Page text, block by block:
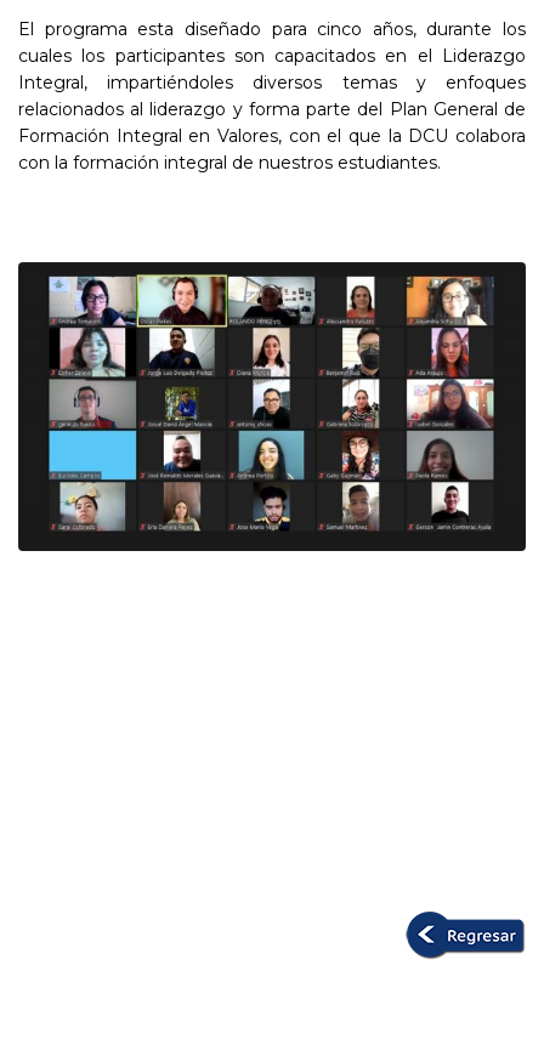
El programa esta diseñado para cinco años, durante los
cuales los participantes son capacitados en el Liderazgo
Integral, impartiéndoles diversos temas y enfoques
relacionados al liderazgo y forma parte del Plan General de
Formación Integral en Valores, con el que la DCU colabora
con la formación integral de nuestros estudiantes.